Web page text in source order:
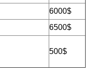
6000$
6500$
500$